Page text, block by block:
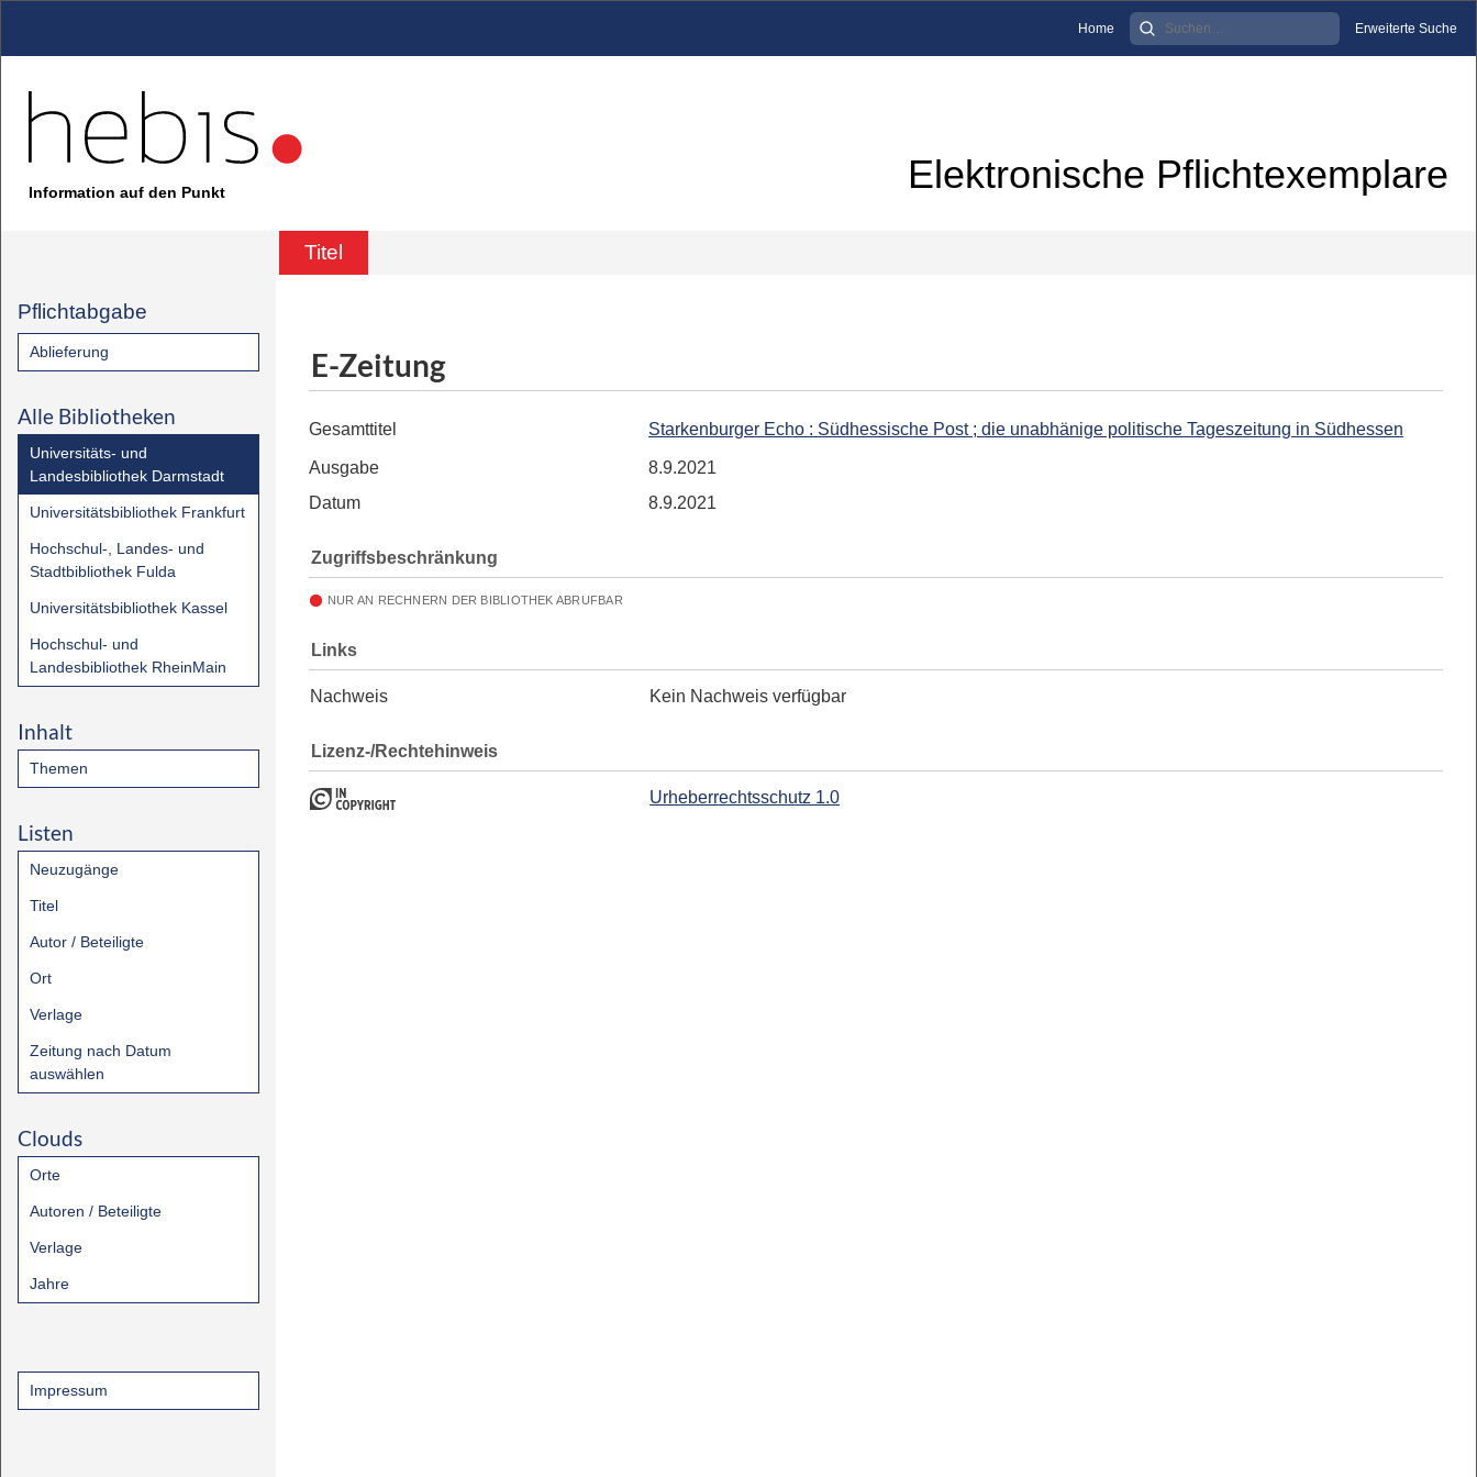
Home Erweiterte Suche
Information auf den Punkt Elektronische Pflichtexemplare
Titel
Pflichtabgabe
Ablieferung
Alle Bibliotheken
Universitäts- und
Landesbibliothek Darmstadt
Universitätsbibliothek Frankfurt
Hochschul-, Landes- und
Stadtbibliothek Fulda
Universitätsbibliothek Kassel
Hochschul- und
Landesbibliothek RheinMain
Inhalt
Themen
Listen
Neuzugänge
Titel
Autor / Beteiligte
Ort
Verlage
Zeitung nach Datum
auswählen
Clouds
Orte
Autoren / Beteiligte
Verlage
Jahre
Impressum
E-Zeitung
Gesamttitel Starkenburger Echo : Südhessische Post ; die unabhänige politische Tageszeitung in Südhessen
Ausgabe
8.9.2021
Datum
8.9.2021
Zugriffsbeschränkung
NUR AN RECHNERN DER BIBLIOTHEK ABRUFBAR
Links
Nachweis Kein Nachweis verfügbar
Lizenz-/Rechtehinweis
Urheberrechtsschutz 1.0